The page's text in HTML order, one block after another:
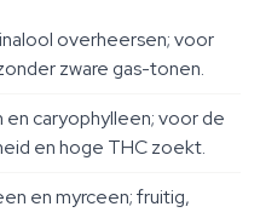
overheersen; voor
zware gas-tonen.
en caryophylleen; voor de
en hoge THC zoekt.
en myrceen; fruitig,